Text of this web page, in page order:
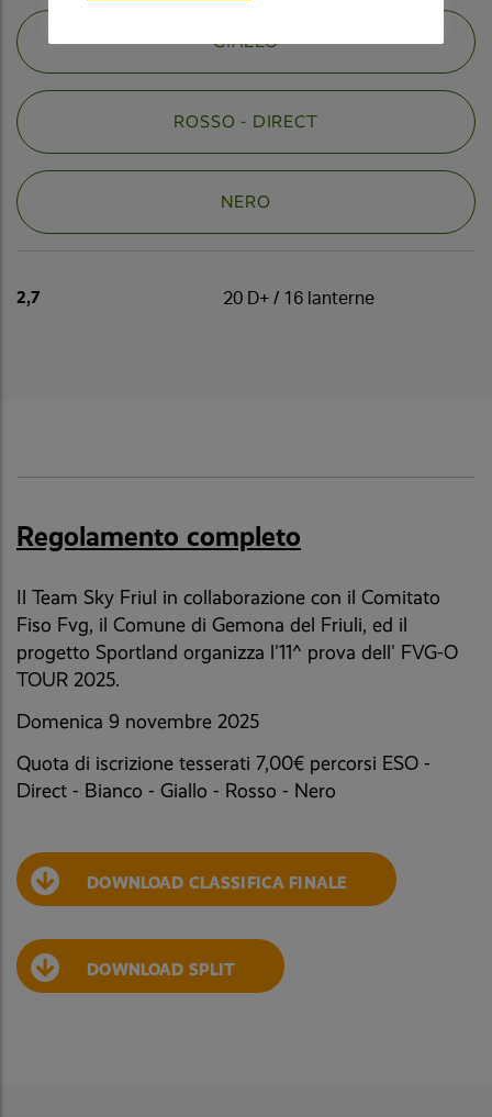
GIALLO
ROSSO - DIRECT
NERO
2,7 20 D+ / 16 lanterne
Regolamento completo
Il Team Sky Friul in collaborazione con il Comitato
Fiso Fvg, il Comune di Gemona del Friuli, ed il
progetto Sportland organizza l'11^ prova dell' FVG-O
TOUR 2025.
Domenica 9 novembre 2025
Quota di iscrizione tesserati 7,00€ percorsi ESO -
Direct - Bianco - Giallo - Rosso - Nero
DOWNLOAD CLASSIFICA FINALE
DOWNLOAD SPLIT